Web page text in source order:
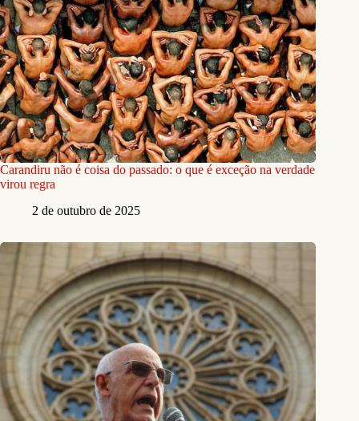
Carandiru não é coisa do passado: o que é exceção na verdade
virou regra
2 de outubro de 2025